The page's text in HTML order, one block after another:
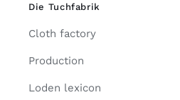
Die Tuchfabrik
Cloth factory
Production
Loden lexicon